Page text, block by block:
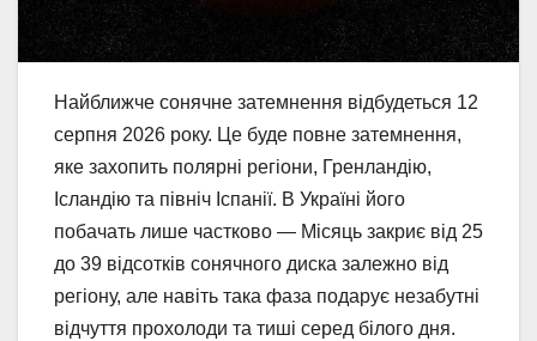
Найближче сонячне затемнення відбудеться 12
серпня 2026 року. Це буде повне затемнення,
яке захопить полярні регіони, Гренландію,
Ісландію та північ Іспанії. В Україні його
побачать лише частково — Місяць закриє від 25
до 39 відсотків сонячного диска залежно від
регіону, але навіть така фаза подарує незабутні
відчуття прохолоди та тиші серед білого дня.